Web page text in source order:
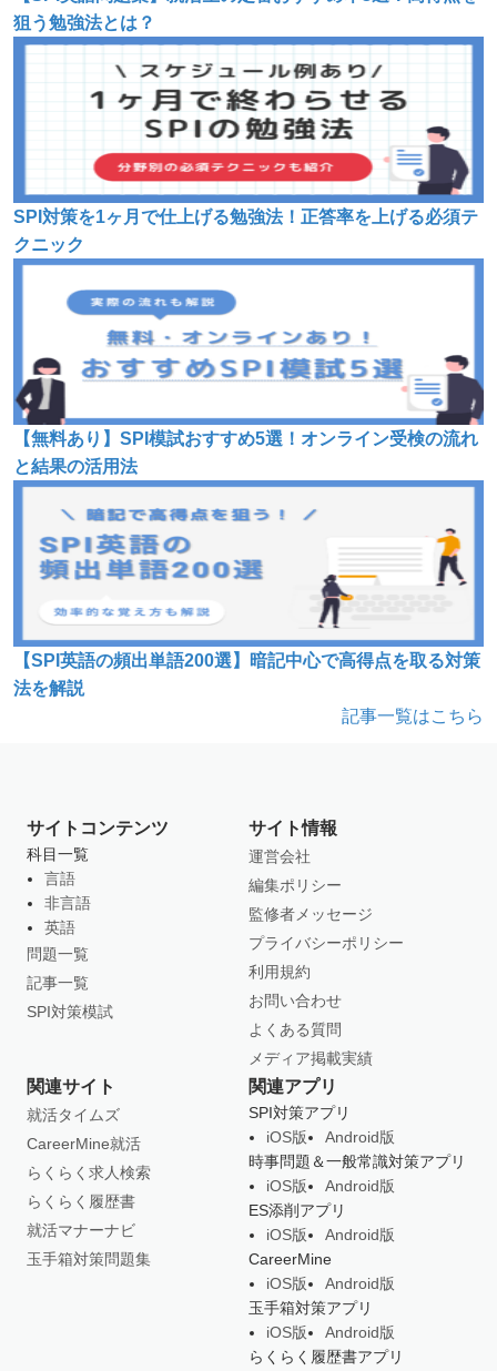
狙う勉強法とは？
SPI対策を1ヶ月で仕上げる勉強法！正答率を上げる必須テ
クニック
【無料あり】SPI模試おすすめ5選！オンライン受検の流れ
と結果の活用法
【SPI英語の頻出単語200選】暗記中心で高得点を取る対策
法を解説
記事一覧はこちら
サイトコンテンツ
科目一覧
言語
非言語
英語
問題一覧
記事一覧
SPI対策模試
サイト情報
運営会社
編集ポリシー
監修者メッセージ
プライバシーポリシー
利用規約
お問い合わせ
よくある質問
メディア掲載実績
関連サイト
就活タイムズ
CareerMine就活
らくらく求人検索
らくらく履歴書
就活マナーナビ
玉手箱対策問題集
関連アプリ
SPI対策アプリ
iOS版
Android版
時事問題＆一般常識対策アプリ
iOS版
Android版
ES添削アプリ
iOS版
Android版
CareerMine
iOS版
Android版
玉手箱対策アプリ
iOS版
Android版
らくらく履歴書アプリ